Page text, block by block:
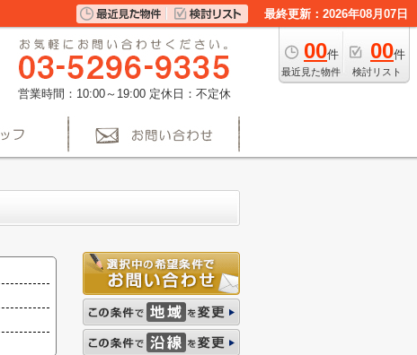
最終更新：2026年08月07日
00件
最近見た物件
00件
検討リスト
営業時間：10:00～19:00 定休日：不定休